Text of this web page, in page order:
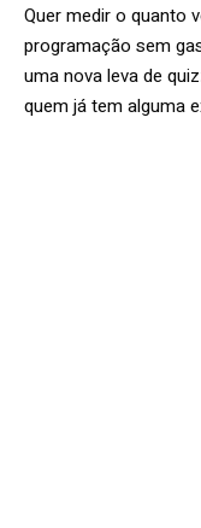
Quer medir o quanto
programação sem
uma nova leva de
quem já tem alguma